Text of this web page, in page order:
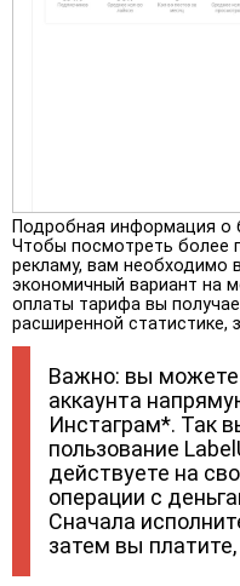
Подробная информация о
Чтобы посмотреть более
рекламу, вам необходимо
экономичный вариант на
оплаты тарифа вы
расширенной статистике,
Важно: вы можете
аккаунта
Инстаграм*. Так
пользование
действуете на
операции с
Сначала
затем вы